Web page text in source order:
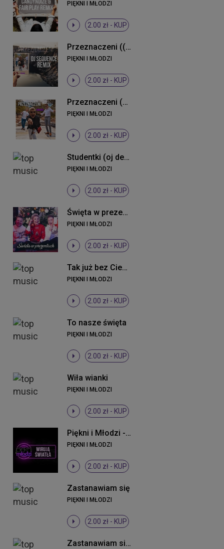
PIĘKNI I MŁODZI
2.00 zł - KUP
Przeznaczeni ((DJ Sequence Remix))
PIĘKNI I MŁODZI
2.00 zł - KUP
Przeznaczeni (Original Mix)
PIĘKNI I MŁODZI
2.00 zł - KUP
Studentki (oj dewki) (Radio Edit)
PIĘKNI I MŁODZI
2.00 zł - KUP
Święta w prezentach ((Original Mix))
PIĘKNI I MŁODZI
2.00 zł - KUP
Tak już bez Ciebie (Radio Edit)
PIĘKNI I MŁODZI
2.00 zł - KUP
To nasze święta
PIĘKNI I MŁODZI
2.00 zł - KUP
Wiła wianki
PIĘKNI I MŁODZI
2.00 zł - KUP
Piękni i Młodzi - Wirują światła (Original Mix)
PIĘKNI I MŁODZI
2.00 zł - KUP
Zastanawiam się
PIĘKNI I MŁODZI
2.00 zł - KUP
Zastanawiam się (DJ Sequence Remix)